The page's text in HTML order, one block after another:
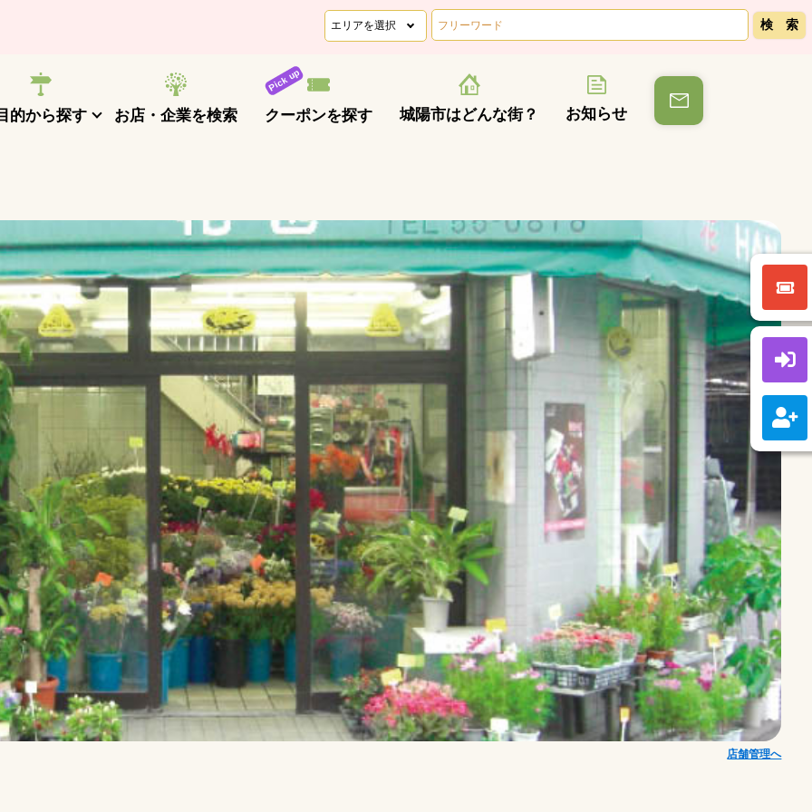
的から探す お店・企業を検索 クーポンを探す 城陽市はどんな街？ お知らせ
店舗管理へ